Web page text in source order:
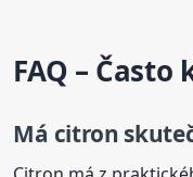
FAQ –
Má citron